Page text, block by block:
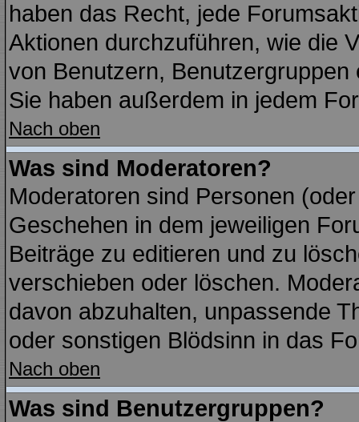
haben das Recht, jede
Aktionen durchzuführen, wie die
von Benutzern,
Sie haben außerdem in jedem
Nach oben
Was sind Moderatoren?
Moderatoren sind Personen
Geschehen in dem jeweiligen
Beiträge zu editieren und zu
verschieben oder löschen.
davon abzuhalten, unpassende
oder sonstigen Blödsinn in das
Nach oben
Was sind Benutzergruppen?